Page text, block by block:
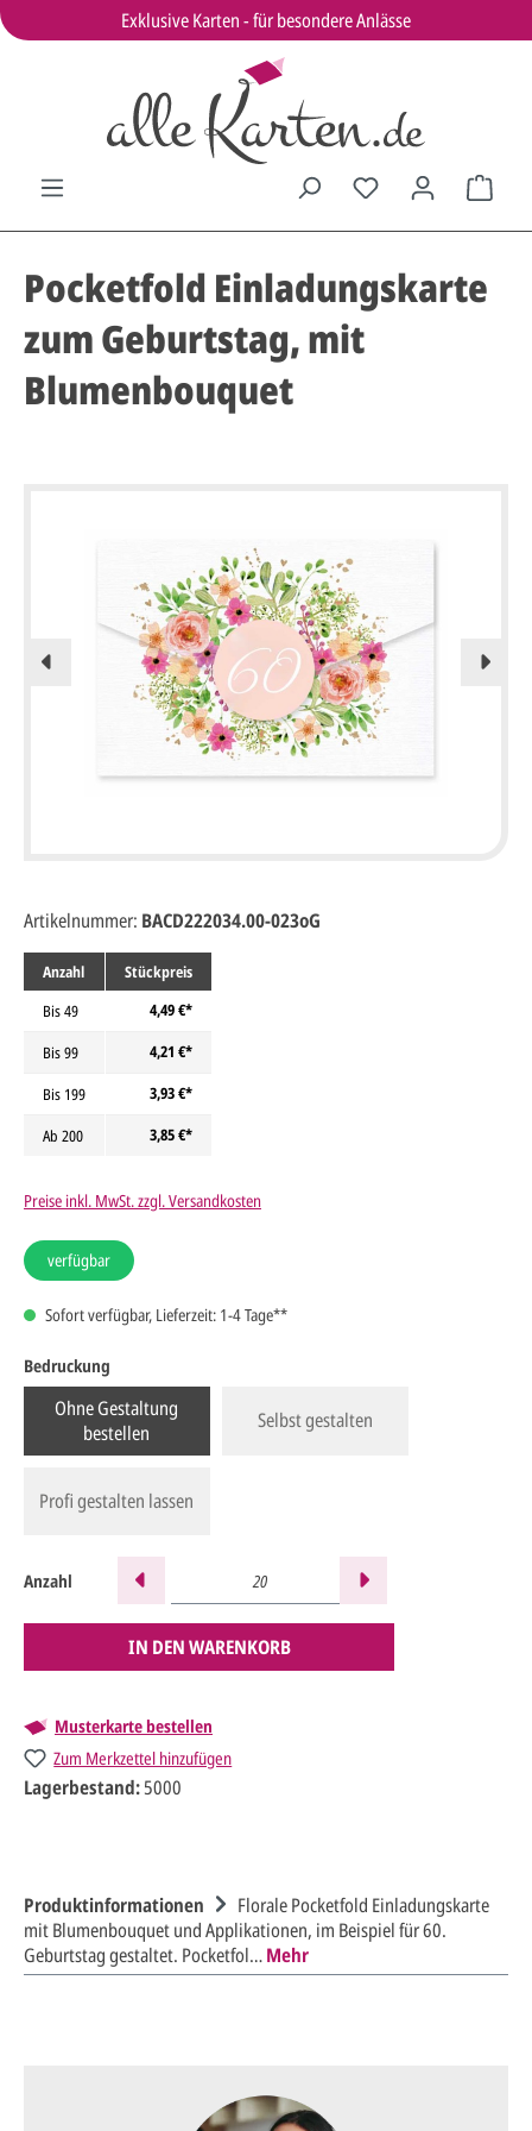
Exklusive Karten - für besondere Anlässe
Pocketfold Einladungskarte
zum Geburtstag, mit
Blumenbouquet
Anzahl
Stückpreis
Bis49
4,49 €*
Bis99
4,21 €*
Bis 199
3,93 €*
Ab 200 3,85 €*
Preise inkl. MwSt. zzgl. Versandkosten
verfügbar
Sofort verfügbar, Lieferzeit: 1-4 Tage**
Bedruckung
Ohne Gestaltung
bestellen
Selbst gestalten
Profi gestalten lassen
Anzahl
IN DEN WARENKORB
Musterkarte bestellen
Zum Merkzettel hinzufügen
Artikelnummer: BACD222034.00-023oG
Lagerbestand:5000
Produktinformationen
Florale Pocketfold Einladungskarte
mit Blumenbouquet und Applikationen, im Beispiel für 60.
Geburtstag gestaltet. Pocketfol…Mehr